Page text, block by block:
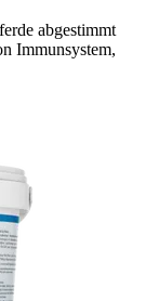
abgestimmt
Immunsystem,